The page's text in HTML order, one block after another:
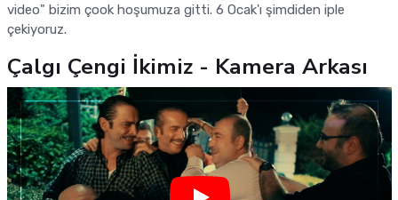
video" bizim çook hoşumuza gitti. 6 Ocak'ı şimdiden iple
çekiyoruz.
Çalgı Çengi İkimiz - Kamera Arkası